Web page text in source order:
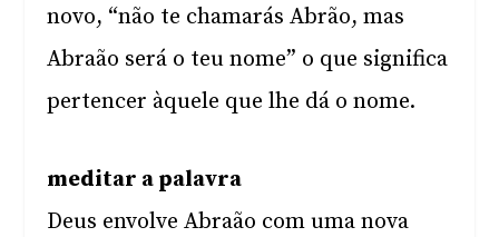
novo, “não te chamarás Abrão, mas
Abraão será o teu nome” o que significa
pertencer àquele que lhe dá o nome.
meditar a palavra
Deus envolve Abraão com uma nova